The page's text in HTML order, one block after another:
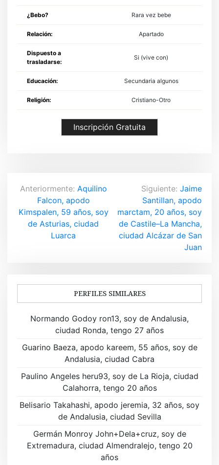
¿Bebo? Rara vez bebe
Relación: Apartado
Dispuesto a
trasladarse:
Si (vive con)
Educación: Secundaria algunos
Religión: Cristiano-Otro
Inscripción Gratuita
N
a
a
c
ó
d
e
Anteriormente: Aquilino
Falcon, apodo
Kimspalen, 59 años, soy
de Asturias, ciudad
Luarca
Siguiente: Jaime
Santillan, apodo
marctam, 20 años, soy
de Castile–La Mancha,
ciudad Alcázar de San
Juan
PERFILES SIMILARES
Normando Godoy ron13, soy de Andalusia,
ciudad Ronda, tengo 27 años
Guarino Baeza, apodo kareem, 55 años, soy de
Andalusia, ciudad Cabra
Paulino Angeles heru93, soy de La Rioja, ciudad
Calahorra, tengo 20 años
Belisario Takahashi, apodo jeremia, 32 años, soy
de Andalusia, ciudad Sevilla
Germán Monroy John+Dela+cruz, soy de
Extremadura, ciudad Almendralejo, tengo 20
años